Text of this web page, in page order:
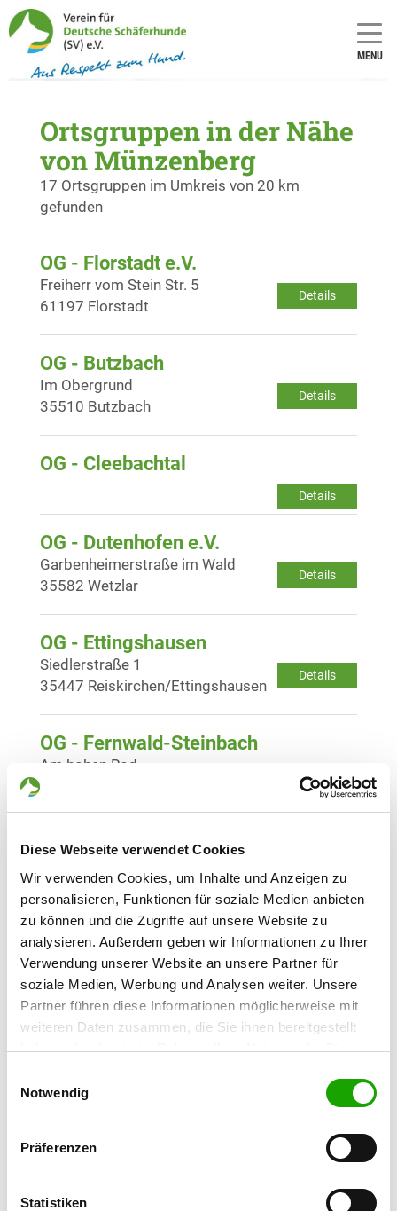
Diese Webseite verwendet Cookies
Wir verwenden Cookies, um Inhalte und Anzeigen zu
personalisieren, Funktionen für soziale Medien anbieten
zu können und die Zugriffe auf unsere Website zu
analysieren. Außerdem geben wir Informationen zu Ihrer
Verwendung unserer Website an unsere Partner für
soziale Medien, Werbung und Analysen weiter. Unsere
Partner führen diese Informationen möglicherweise mit
weiteren Daten zusammen, die Sie ihnen bereitgestellt
haben oder die sie im Rahmen Ihrer Nutzung der Dienste
Cookies, wenn Sie unsere Webseite weiterhin nutzen.
Notwendig
Präferenzen
Statistiken
MENU
Ortsgruppen in der Nähe
von Münzenberg
17 Ortsgruppen im Umkreis von 20 km
gefunden
OG - Florstadt e.V.
Details
Freiherr vom Stein Str. 5
61197 Florstadt
OG - Butzbach
Details
Im Obergrund
35510 Butzbach
OG - Cleebachtal
Details
OG - Dutenhofen e.V.
Details
Garbenheimerstraße im Wald
35582 Wetzlar
OG - Ettingshausen
Details
Siedlerstraße 1
35447 Reiskirchen/Ettingshausen
OG - Fernwald-Steinbach
Details
Am hohen Rod
OG - Gambach
Details
35516 Münzenberg-Gambach
OG - Großen-Buseck
Am hohen Berg
35418 Buseck
35305 Grünberg
OG - Hungen